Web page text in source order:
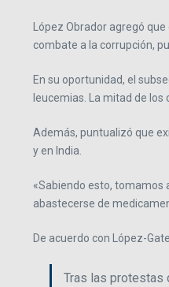
López Obrador agregó
combate a la corrupción,
En su oportunidad, el
leucemias. La mitad de los
Además, puntualizó que
y en India.
«Sabiendo esto, tomamos
abastecerse de
De acuerdo con López-
Tras las protestas